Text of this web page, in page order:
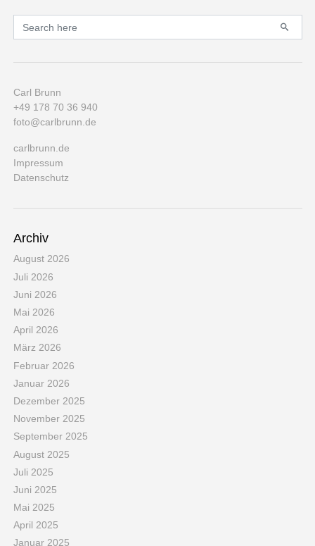
Primary
Search for:
Carl Brunn
+49 178 70 36 940
foto@carlbrunn.de
carlbrunn.de
Impressum
Datenschutz
Archiv
August 2026
Juli 2026
Juni 2026
Mai 2026
April 2026
März 2026
Februar 2026
Januar 2026
Dezember 2025
November 2025
September 2025
August 2025
Juli 2025
Juni 2025
Mai 2025
April 2025
Januar 2025